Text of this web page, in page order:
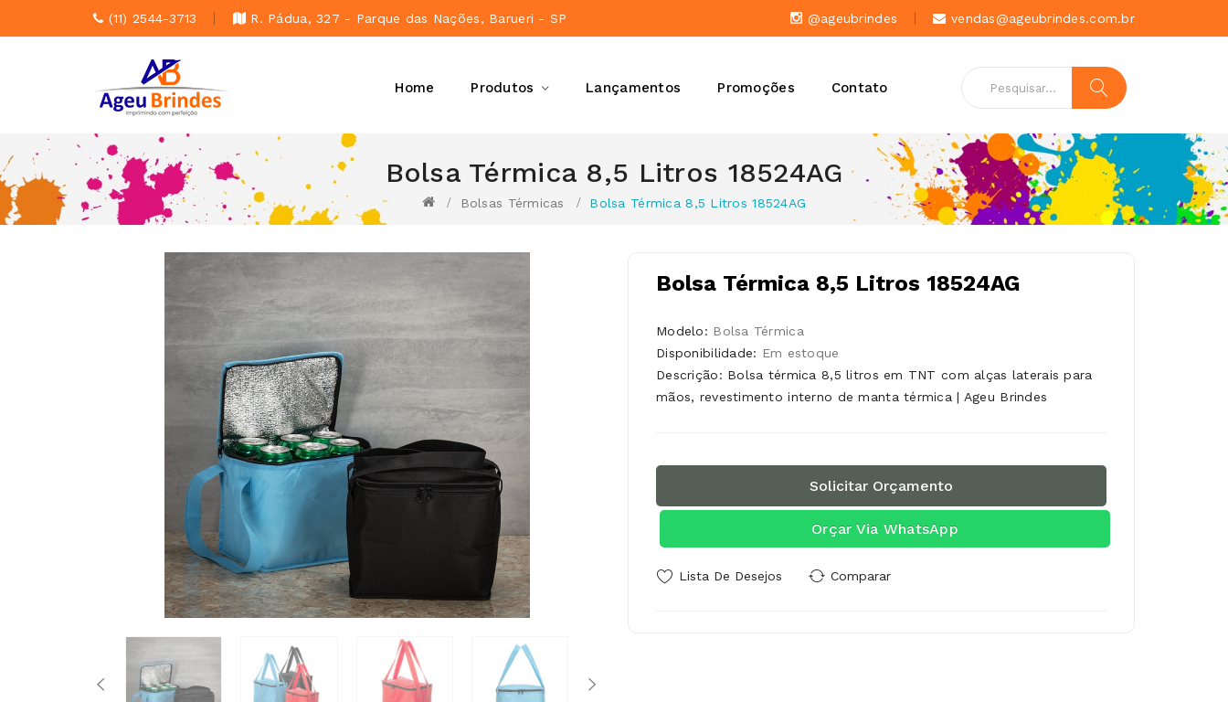
(11) 2544-3713 R. Pádua, 327 - Parque das Nações, Barueri - SP @ageubrindes vendas@ageubrindes.com.br
Home Produtos Lançamentos Promoções Contato
Bolsa Térmica 8,5 Litros 18524AG
Bolsas Térmicas Bolsa Térmica 8,5 Litros 18524AG
Bolsa Térmica 8,5 Litros 18524AG
Modelo: Bolsa Térmica
Disponibilidade: Em estoque
Descrição: Bolsa térmica 8,5 litros em TNT com alças laterais para
mãos, revestimento interno de manta térmica | Ageu Brindes
Solicitar Orçamento
Orçar Via WhatsApp
Lista De Desejos Comparar